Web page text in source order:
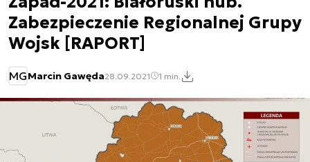
Zabezpieczenie Regionalnej Grupy
Wojsk [RAPORT]
MGMarcin Gawęda28.09.2021 1 min.